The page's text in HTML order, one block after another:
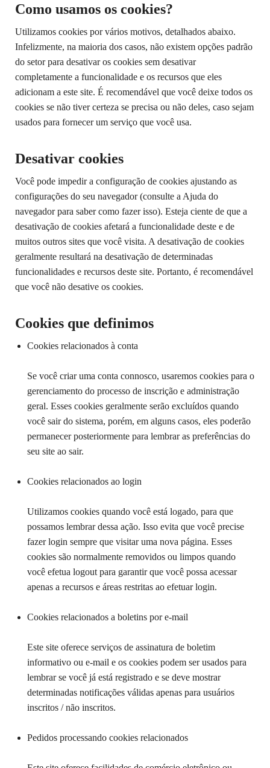
Como usamos os cookies?
Utilizamos cookies por vários motivos, detalhados abaixo.
Infelizmente, na maioria dos casos, não existem opções padrão
do setor para desativar os cookies sem desativar
completamente a funcionalidade e os recursos que eles
adicionam a este site. É recomendável que você deixe todos os
cookies se não tiver certeza se precisa ou não deles, caso sejam
usados ​​para fornecer um serviço que você usa.
Desativar cookies
Você pode impedir a configuração de cookies ajustando as
configurações do seu navegador (consulte a Ajuda do
navegador para saber como fazer isso). Esteja ciente de que a
desativação de cookies afetará a funcionalidade deste e de
muitos outros sites que você visita. A desativação de cookies
geralmente resultará na desativação de determinadas
funcionalidades e recursos deste site. Portanto, é recomendável
que você não desative os cookies.
Cookies que definimos
Cookies relacionados à conta
Se você criar uma conta connosco, usaremos cookies para o
gerenciamento do processo de inscrição e administração
geral. Esses cookies geralmente serão excluídos quando
você sair do sistema, porém, em alguns casos, eles poderão
permanecer posteriormente para lembrar as preferências do
seu site ao sair.
Cookies relacionados ao login
Utilizamos cookies quando você está logado, para que
possamos lembrar dessa ação. Isso evita que você precise
fazer login sempre que visitar uma nova página. Esses
cookies são normalmente removidos ou limpos quando
você efetua logout para garantir que você possa acessar
apenas a recursos e áreas restritas ao efetuar login.
Cookies relacionados a boletins por e-mail
Este site oferece serviços de assinatura de boletim
informativo ou e-mail e os cookies podem ser usados ​​para
lembrar se você já está registrado e se deve mostrar
determinadas notificações válidas apenas para usuários
inscritos / não inscritos.
Pedidos processando cookies relacionados